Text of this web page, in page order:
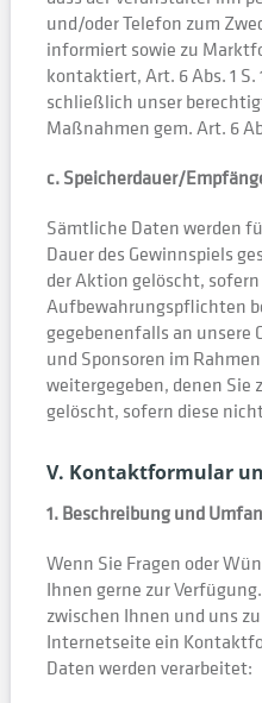
und/oder Telefon zum
informiert sowie zu
kontaktiert, Art. 6 Abs. 1 S.
schließlich unser
Maßnahmen gem. Art. 6
c. Speicherdauer/
Sämtliche Daten werden
Dauer des Gewinnspiels
der Aktion gelöscht,
Aufbewahrungspflichten
gegebenenfalls an
und Sponsoren im
weitergegeben, denen Sie
gelöscht, sofern diese
V. Kontaktformular
1. Beschreibung und
Wenn Sie Fragen oder
Ihnen gerne zur
zwischen Ihnen und uns
Internetseite ein
Daten werden verarbeitet: